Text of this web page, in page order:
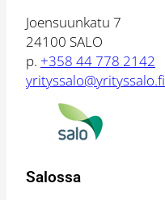
Joensuunkatu 7
24100 SALO
p. +358 44 778 2142
yrityssalo@yrityssalo.fi
Salossa